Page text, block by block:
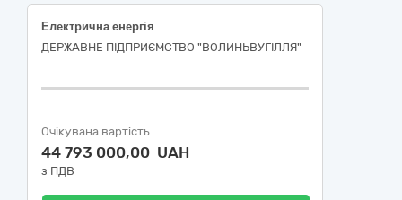
Електрична енергія
ДЕРЖАВНЕ ПІДПРИЄМСТВО "ВОЛИНЬВУГІЛЛЯ"
Очікувана вартість
44 793 000,00 UAH
з ПДВ